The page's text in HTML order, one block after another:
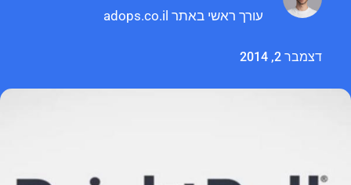
עורך ראשי באתר adops.co.il
דצמבר 2, 2014